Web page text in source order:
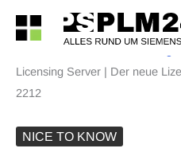
Zum
Inhalt
springen
Licensing Server | Der neue
2212
NICE TO KNOW